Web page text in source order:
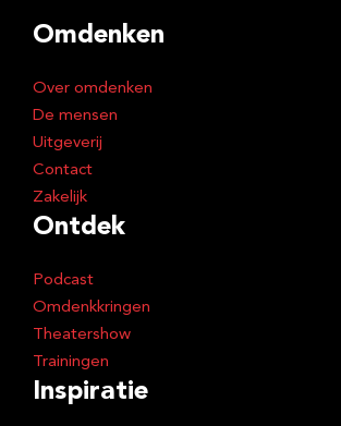
Omdenken
Over omdenken
De mensen
Uitgeverij
Contact
Zakelijk
Ontdek
Podcast
Omdenkkringen
Theatershow
Trainingen
Inspiratie